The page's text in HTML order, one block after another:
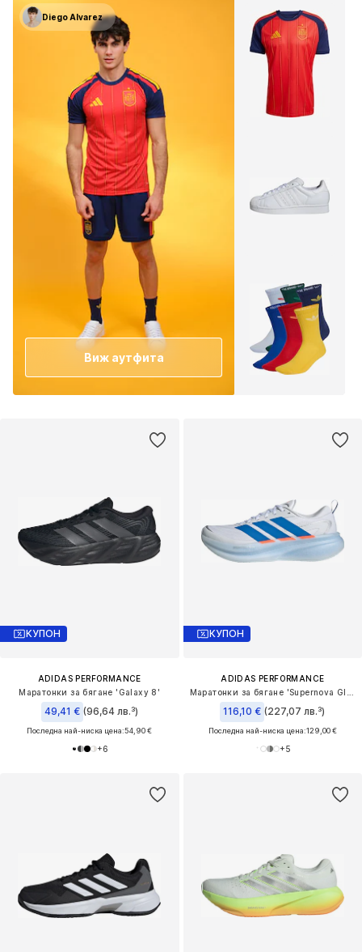
КУПОН
ADIDAS PERFORMANCE
Маратонки за бягане 'Galaxy 8'
49,41 € (96,64 лв.³)
Последна най-ниска цена:54,90 €
+6
КУПОН
ADIDAS PERFORMANCE
116,10 € (227,07 лв.³)
Последна най-ниска цена:129,00 €
+5
Diego Alvarez
Виж аутфита